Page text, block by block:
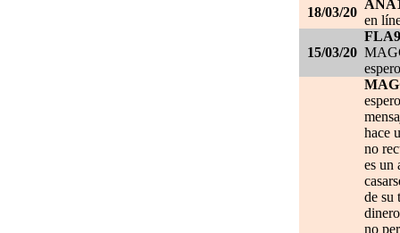
18/03/20
en
15/03/20
hace
no
es un
de su
no